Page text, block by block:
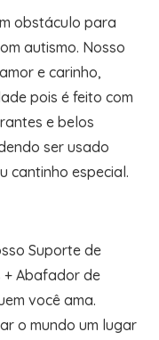
obstáculo para
autismo. Nosso
e carinho,
pois é feito com
e belos
ser usado
cantinho especial.
Suporte de
Abafador de
você ama.
o mundo um lugar